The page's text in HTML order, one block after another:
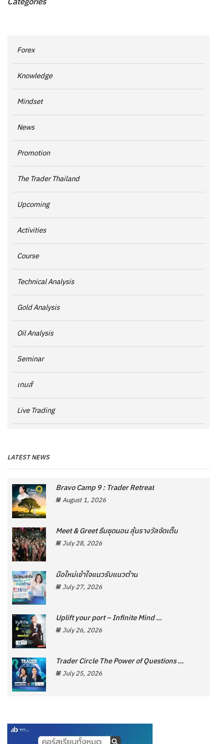
Forex
Knowledge
Mindset
News
Promotion
The Trader Thailand
Upcoming
Activities
Course
Technical Analysis
Gold Analysis
Oil Analysis
Seminar
เกมส์
Live Trading
LATEST NEWS
Bravo Camp 9 : Trader Retreat
August 1, 2026
Meet & Greet ธีมชุดนอน ลุ้นรางวัลจัดเต็ม
July 28, 2026
มือใหม่เข้าใจแนวรับแนวต้าน
July 27, 2026
Uplift your port – Infinite Mind ...
July 26, 2026
Trader Circle The Power of Questions ...
July 25, 2026